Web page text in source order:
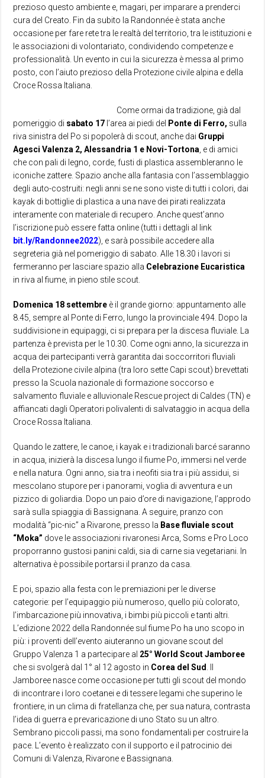
prezioso questo ambiente e, magari, per imparare a prenderci
cura del Creato. Fin da subito la Randonnée è stata anche
occasione per fare rete tra le realtà del territorio, tra le istituzioni e
le associazioni di volontariato, condividendo competenze e
professionalità. Un evento in cui la sicurezza è messa al primo
posto, con l’aiuto prezioso della Protezione civile alpina e della
Croce Rossa Italiana.
Come ormai da tradizione, già dal
pomeriggio di sabato 17 l’area ai piedi del Ponte di Ferro, sulla
riva sinistra del Po si popolerà di scout, anche dai Gruppi
Agesci Valenza 2, Alessandria 1 e Novi-Tortona , e di amici
che con pali di legno, corde, fusti di plastica assembleranno le
iconiche zattere. Spazio anche alla fantasia con l’assemblaggio
degli auto-costruiti: negli anni se ne sono viste di tutti i colori, dai
kayak di bottiglie di plastica a una nave dei pirati realizzata
interamente con materiale di recupero. Anche quest’anno
l’iscrizione può essere fatta online (tutti i dettagli al link
bit.ly/Randonnee2022), e sarà possibile accedere alla
segreteria già nel pomeriggio di sabato. Alle 18.30 i lavori si
fermeranno per lasciare spazio alla Celebrazione Eucaristica
in riva al fiume, in pieno stile scout.
Domenica 18 settembre è il grande giorno: appuntamento alle
8.45, sempre al Ponte di Ferro, lungo la provinciale 494. Dopo la
suddivisione in equipaggi, ci si prepara per la discesa fluviale. La
partenza è prevista per le 10.30. Come ogni anno, la sicurezza in
acqua dei partecipanti verrà garantita dai soccorritori fluviali
della Protezione civile alpina (tra loro sette Capi scout) brevettati
presso la Scuola nazionale di formazione soccorso e
salvamento fluviale e alluvionale Rescue project di Caldes (TN) e
affiancati dagli Operatori polivalenti di salvataggio in acqua della
Croce Rossa Italiana.
Quando le zattere, le canoe, i kayak e i tradizionali barcé saranno
in acqua, inizierà la discesa lungo il fiume Po, immersi nel verde
e nella natura. Ogni anno, sia tra i neofiti sia tra i più assidui, si
mescolano stupore per i panorami, voglia di avventura e un
pizzico di goliardia. Dopo un paio d’ore di navigazione, l’approdo
sarà sulla spiaggia di Bassignana. A seguire, pranzo con
modalità “pic-nic” a Rivarone, presso la Base fluviale scout
“Moka” dove le associazioni rivaronesi Arca, Soms e Pro Loco
proporranno gustosi panini caldi, sia di carne sia vegetariani. In
alternativa è possibile portarsi il pranzo da casa.
E poi, spazio alla festa con le premiazioni per le diverse
categorie: per l’equipaggio più numeroso, quello più colorato,
l’imbarcazione più innovativa, i bimbi più piccoli e tanti altri.
L’edizione 2022 della Randonnée sul fiume Po ha uno scopo in
più: i proventi dell’evento aiuteranno un giovane scout del
Gruppo Valenza 1 a partecipare al 25° World Scout Jamboree
che si svolgerà dal 1° al 12 agosto in Corea del Sud
Jamboree nasce come occasione per tutti gli scout del mondo
di incontrare i loro coetanei e di tessere legami che superino le
frontiere, in un clima di fratellanza che, per sua natura, contrasta
l’idea di guerra e prevaricazione di uno Stato su un altro.
Sembrano piccoli passi, ma sono fondamentali per costruire la
pace. L’evento è realizzato con il supporto e il patrocinio dei
Comuni di Valenza, Rivarone e Bassignana.